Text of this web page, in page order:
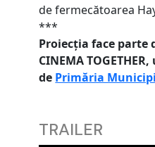
de fermecătoarea
***
Proiecția face parte
CINEMA
de Primăria
TRAILER